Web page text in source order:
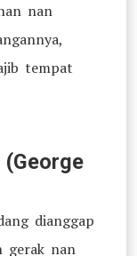
nan
tempat
dianggap
gerak nan